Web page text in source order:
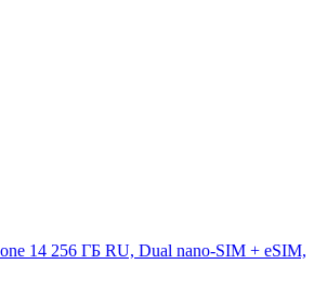
14 256 ГБ RU, Dual nano-SIM + eSIM,